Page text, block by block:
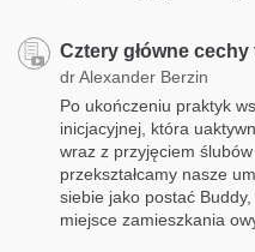
Cztery główne
dr Alexander Berzin
Po ukończeniu praktyk
inicjacyjnej, która
wraz z przyjęciem
przekształcamy nasze
siebie jako postać
miejsce zamieszkania